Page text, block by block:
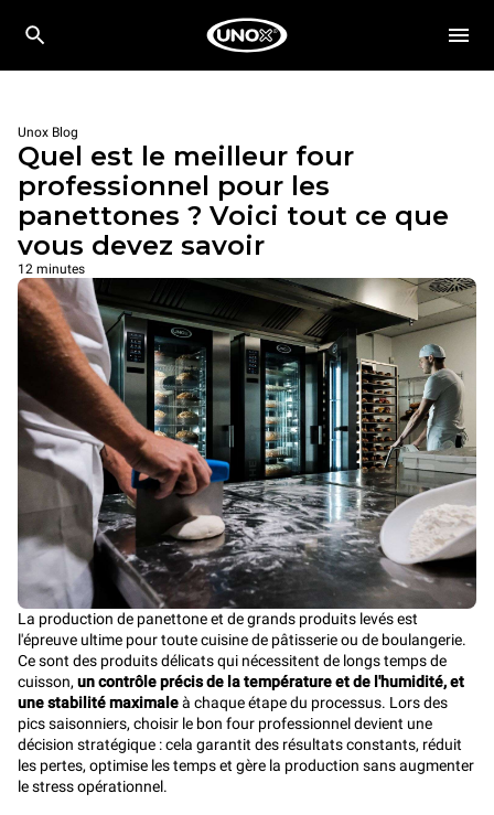
Unox Blog
Quel est le meilleur four
professionnel pour les
panettones ? Voici tout ce que
vous devez savoir
12 minutes
La production de panettone et de grands produits levés est
l'épreuve ultime pour toute cuisine de pâtisserie ou de boulangerie.
Ce sont des produits délicats qui nécessitent de longs temps de
cuisson, un contrôle précis de la température et de l'humidité, et
une stabilité maximaleà chaque étape du processus. Lors des
pics saisonniers, choisir le bon four professionnel devient une
décision stratégique : cela garantit des résultats constants, réduit
les pertes, optimise les temps et gère la production sans augmenter
le stress opérationnel.